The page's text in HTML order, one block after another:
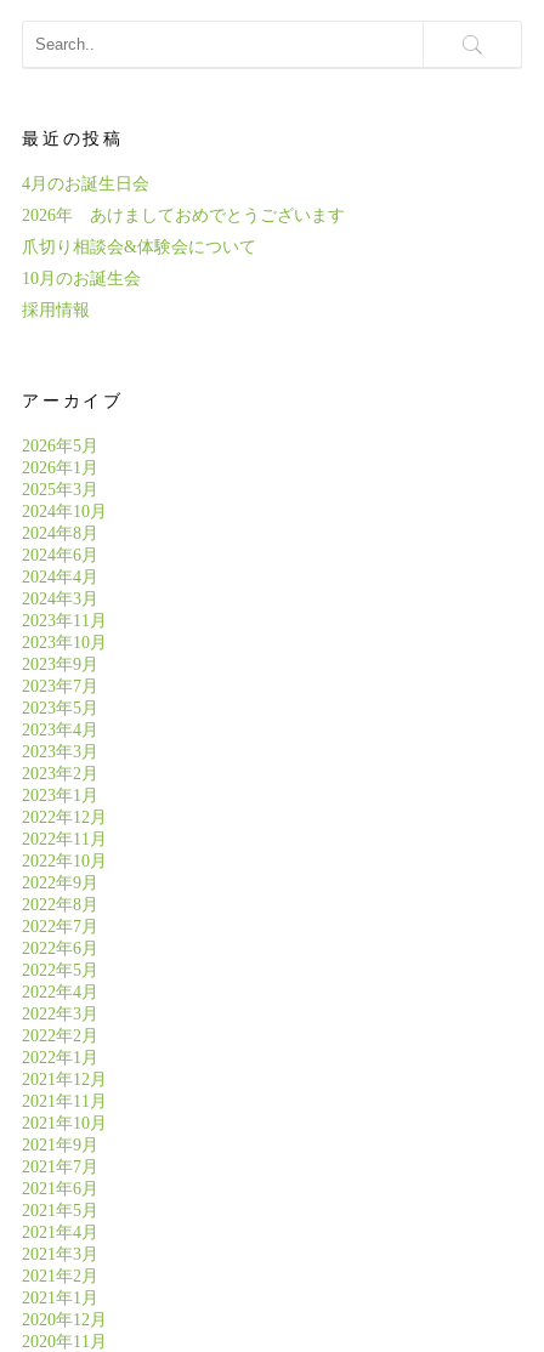
最近の投稿
4月のお誕生日会
2026年 あけましておめでとうございます
爪切り相談会&体験会について
10月のお誕生会
採用情報
アーカイブ
2026年5月
2026年1月
2025年3月
2024年10月
2024年8月
2024年6月
2024年4月
2024年3月
2023年11月
2023年10月
2023年9月
2023年7月
2023年5月
2023年4月
2023年3月
2023年2月
2023年1月
2022年12月
2022年11月
2022年10月
2022年9月
2022年8月
2022年7月
2022年6月
2022年5月
2022年4月
2022年3月
2022年2月
2022年1月
2021年12月
2021年11月
2021年10月
2021年9月
2021年7月
2021年6月
2021年5月
2021年4月
2021年3月
2021年2月
2021年1月
2020年12月
2020年11月